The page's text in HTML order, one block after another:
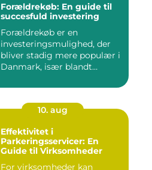
Forældrekøb: En guide til
succesfuld investering
Forældrekøb er en
investeringsmulighed, der
bliver stadig mere populær i
Danmark, især blandt
10. aug
Effektivitet i
Parkeringsservicer: En
Guide til Virksomheder
For virksomheder kan